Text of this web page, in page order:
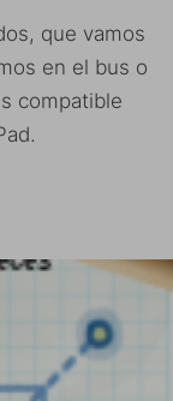
que vamos
en el bus o
compatible